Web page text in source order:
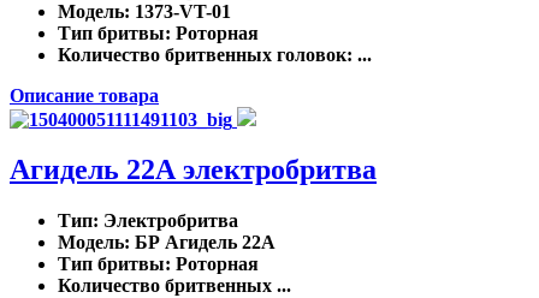
Модель: 1373-VT-01
Тип бритвы: Роторная
Количество бритвенных головок: ...
Описание товара
Агидель 22А электробритва
Тип: Электробритва
Модель: БР Агидель 22А
Тип бритвы: Роторная
Количество бритвенных ...